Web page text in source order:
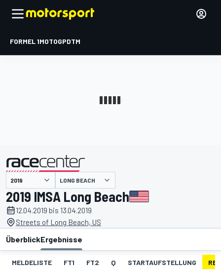
FORMEL 1MOTOGPDTM
LONG BEACH
2019 IMSA Long Beach
12.04.2019 bis 13.04.2019
Streets of Long Beach, US
ÜberblickErgebnisse
MELDELISTE FT1 FT2 Q STARTAUFSTELLUNG